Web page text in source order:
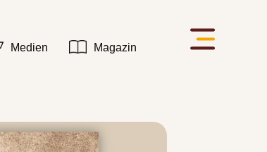
Medien Magazin